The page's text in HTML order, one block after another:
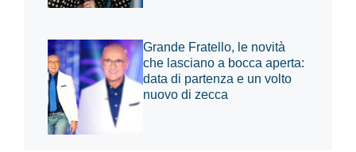
Grande Fratello, le novità
che lasciano a bocca aperta:
data di partenza e un volto
nuovo di zecca